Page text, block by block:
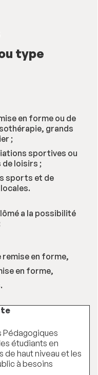
type
en forme ou de
grands
;
sportives ou
loisirs ;
sports et de
a la possibilité
en forme,
en forme,
Pédagogiques
étudiants en
de haut niveau et les
à besoins